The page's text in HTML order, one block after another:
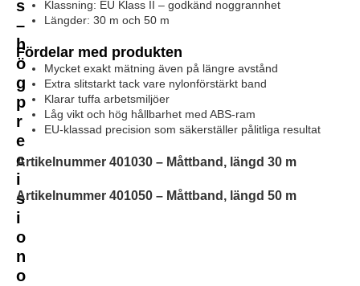
s
–
h
ö
g
p
r
e
c
i
s
i
o
n
o
Klassning: EU Klass II – godkänd noggrannhet
Längder: 30 m och 50 m
Fördelar med produkten
Mycket exakt mätning även på längre avstånd
Extra slitstarkt tack vare nylonförstärkt band
Klarar tuffa arbetsmiljöer
Låg vikt och hög hållbarhet med ABS-ram
EU-klassad precision som säkerställer pålitliga resultat
Artikelnummer 401030 – Måttband, längd 30 m
Artikelnummer 401050 – Måttband, längd 50 m